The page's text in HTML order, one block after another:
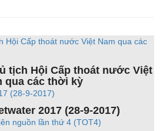
tịch Hội Cấp thoát nước Việt
qua các thời kỳ
2017 (28-9-2017)